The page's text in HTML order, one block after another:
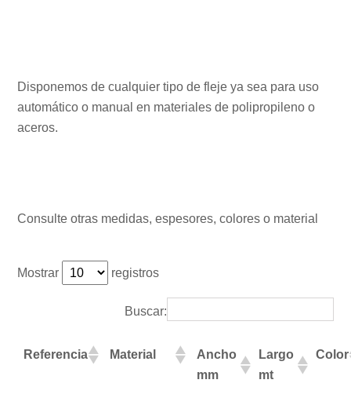
Disponemos de cualquier tipo de fleje ya sea para uso
automático o manual en materiales de polipropileno o
aceros.
Consulte otras medidas, espesores, colores o material
Mostrar registros
Buscar:
Referencia Material
Ancho
mm
Largo
mt
Color